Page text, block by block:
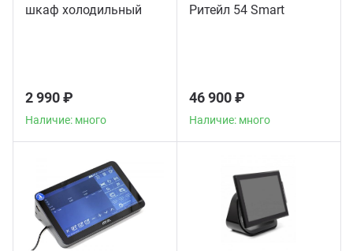
шкаф холодильный
2 990 ₽
Наличие: много
Ритейл 54 Smart
46 900 ₽
Наличие: много